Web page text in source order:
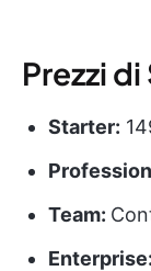
Prezzi
Starter:
Team:
Enterprise: